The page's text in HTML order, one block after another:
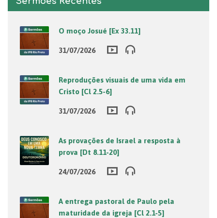
O moço Josué [Ex 33.11]
31/07/2026
Reproduções visuais de uma vida em
Cristo [Cl 2.5-6]
31/07/2026
As provações de Israel a resposta à
prova [Dt 8.11-20]
24/07/2026
A entrega pastoral de Paulo pela
maturidade da igreja [Cl 2.1-5]